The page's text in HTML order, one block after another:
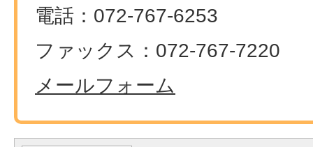
電話：072-767-6253
ファックス：072-767-7220
メールフォーム